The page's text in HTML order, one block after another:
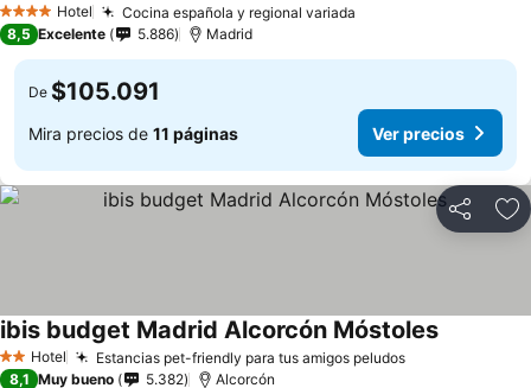
4 EstrellasHotel Cocina española y regional variada
8,5 Excelente 5.886 Madrid
De $105.091
Mira precios de 11 páginas Ver precios
Compartir
2 Estrellas
Hotel Estancias pet-friendly para tus amigos peludos
ibis budget Madrid Alcorcón Móstoles
8,1 Muy bueno 5.382 Alcorcón